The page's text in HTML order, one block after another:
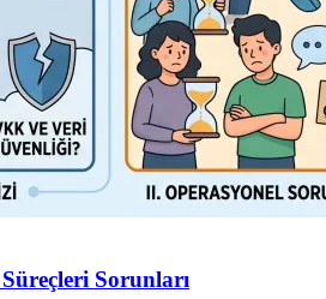
Sorunları